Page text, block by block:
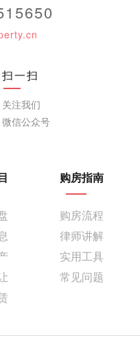
扫一扫
关注我们
微信公众号
购房指南
购房流程
律师讲解
实用工具
常见问题